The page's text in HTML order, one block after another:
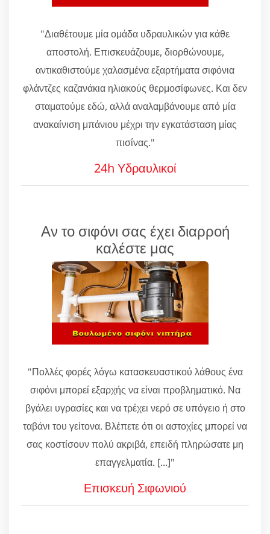
"Διαθέτουμε μία ομάδα υδραυλικών για κάθε
αποστολή. Επισκευάζουμε, διορθώνουμε,
αντικαθιστούμε χαλασμένα εξαρτήματα σιφόνια
φλάντζες καζανάκια ηλιακούς θερμοσίφωνες. Και δεν
σταματούμε εδώ, αλλά αναλαμβάνουμε από μία
ανακαίνιση μπάνιου μέχρι την εγκατάσταση μίας
πισίνας."
24h Υδραυλικοί
Αν το σιφόνι σας έχει διαρροή
καλέστε μας
"Πολλές φορές λόγω κατασκευαστικού λάθους ένα
σιφόνι μπορεί εξαρχής να είναι προβληματικό. Να
βγάλει υγρασίες και να τρέχει νερό σε υπόγειο ή στο
ταβάνι του γείτονα. Βλέπετε ότι οι αστοχίες μπορεί να
σας κοστίσουν πολύ ακριβά, επειδή πληρώσατε μη
επαγγελματία. [...]"
Επισκευή Σιφωνιού